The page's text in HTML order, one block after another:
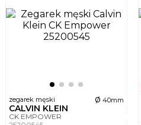
zegarek męski ø 40mm
CALVIN KLEIN
CK EMPOWER